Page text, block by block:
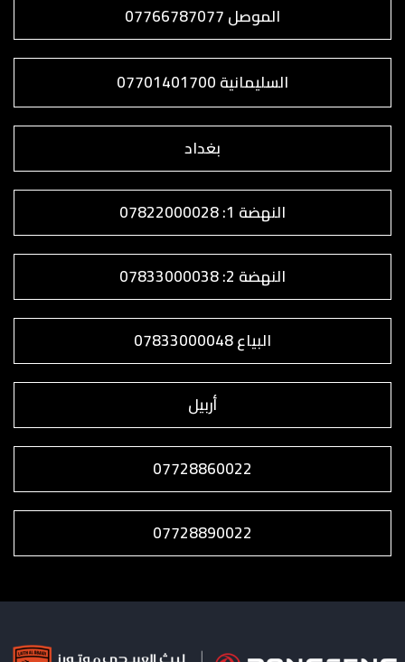
الموصل 07766787077
السليمانية 07701401700
بغداد
النهضة 1: 07822000028
النهضة 2: 07833000038
البياع 07833000048
أربيل
07728860022
07728890022